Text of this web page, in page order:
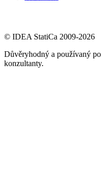
© IDEA StatiCa 2009-2026
Důvěryhodný a používaný
konzultanty.